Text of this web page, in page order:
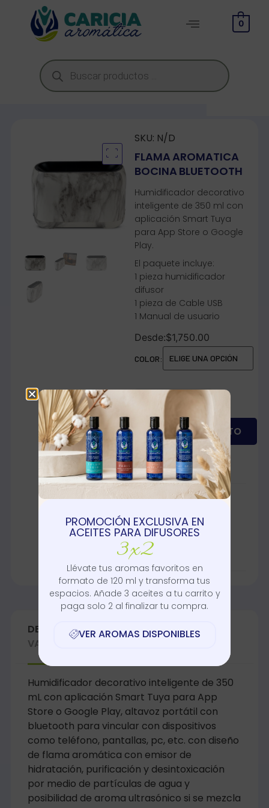
0
SKU: N/D
FLAMA AROMATICA
BOCINA BLUETOOTH
Humidificador decorativo
inteligente de 350 ml con
aplicación Smart Tuya
para App Store o Google
Play.
El paquete incluye:
1 pieza humidificador
difusor
1 pieza de Cable USB
1 Manual de usuario
Desde:$1,750.00
COLOR:
AÑADIR AL CARRITO
Categoría:
Etiquetas:Cabello
radiante,Flama
Humidificador
mundial
DESCRIPCIÓN INFORMACIÓN ADICIONAL
VALORACIONES (0)
Humidificador decorativo inteligente de 350
mL con aplicación Smart Tuya para App
Store o Google Play, altavoz portátil con
bluetooth para vincular con dispositivos
como teléfono, pantallas, pc, etc. con diseño
de flama aromática con emisor de
hidratación, purificación y desintoxicación
por medio de partículas de agua y
posibilidad de aroma ultrasónico si se mezcla
PROMOCIÓN EXCLUSIVA EN
ACEITES PARA DIFUSORES
3x2
Llévate tus aromas favoritos en
formato de 120 ml y transforma tus
espacios. Añade 3 aceites a tu carrito y
paga solo 2 al finalizar tu compra.
VER AROMAS DISPONIBLES